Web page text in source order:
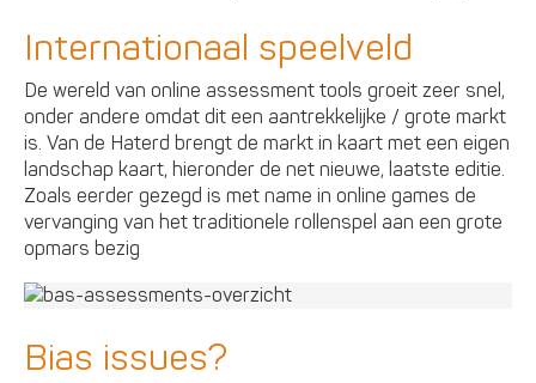
Internationaal speelveld
De wereld van online assessment tools groeit zeer snel,
onder andere omdat dit een aantrekkelijke / grote markt
is. Van de Haterd brengt de markt in kaart met een eigen
landschap kaart, hieronder de net nieuwe, laatste editie.
Zoals eerder gezegd is met name in online games de
vervanging van het traditionele rollenspel aan een grote
opmars bezig
Bias issues?